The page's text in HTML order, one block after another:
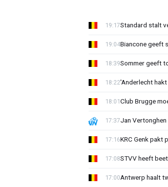
Standard stalt
19:17
Biancone geeft
19:04
Sommer geeft
18:39
'Anderlecht
18:22
Club Brugge
18:01
Jan
17:37
KRC Genk pakt
17:16
STVV heeft
17:08
Antwerp haalt
17:00